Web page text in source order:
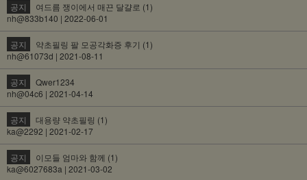
공지
여드름 쟁이에서 매끈 달걀로 (1)
nh@833b140 | 2022-06-01
공지
약초필링 팔 모공각화증 후기 (1)
nh@61073d | 2021-08-11
공지
Qwer1234
nh@04c6 | 2021-04-14
공지
대용량 약초필링 (1)
ka@2292 | 2021-02-17
공지
이모들 엄마와 함께 (1)
ka@6027683a | 2021-03-02